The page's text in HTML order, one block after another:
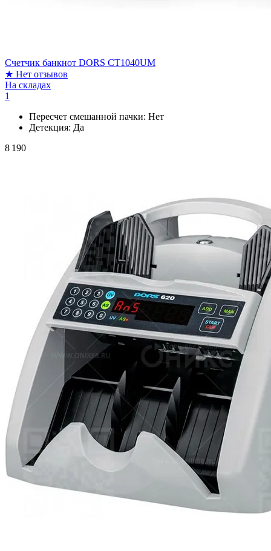
Счетчик банкнот DORS CT1040UM
★ Нет отзывов
На складах
1
Пересчет смешанной пачки: Нет
Детекция: Да
8 190